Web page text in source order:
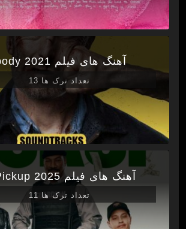
آهنگ های فیلم Nobody 2021
تعداد ترک ها 13
آهنگ های فیلم The Pickup 2025
تعداد ترک ها 11